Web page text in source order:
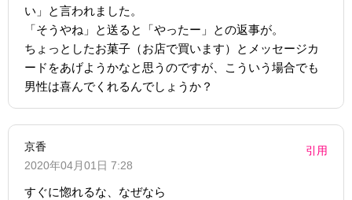
い」と言われました。
「そうやね」と送ると「やったー」との返事が。
ちょっとしたお菓子（お店で買います）とメッセージカ
ードをあげようかなと思うのですが、こういう場合でも
男性は喜んでくれるんでしょうか？
京香
2020年04月01日 7:28
引用
すぐに惚れるな、なぜなら